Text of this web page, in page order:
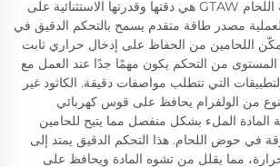
الميزة الرئيسية لعملية اللحام GTAW هي دقتها وقدرتها الاستثنائية على
مصدر طاقة متقدم يسمح بالتحكم الدقيق في
يمكّن اللحامين من الحفاظ على إدخال حراري ثابت
المستوى من التحكم يكون مهمًا جدًا عند العمل مع
التي تتطلب مواصفات دقيقة. الكاثود غير
من الولفرام يحافظ على قوس كهربائي
المادة الملء بشكل منفصل مما يتيح للحامين
في حوض اللحام. هذا التحكم الدقيق يمتد إلى
مما يقلل من تشوه المادة ويحافظ على